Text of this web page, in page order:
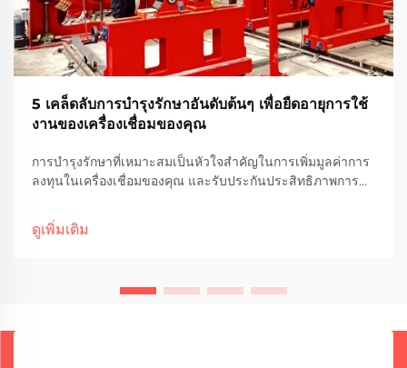
5 เคล็ดลับการบำรุงรักษาอันดับต้นๆ เพื่อยืดอายุการใช้
งานของเครื่องเชื่อมของคุณ
การบำรุงรักษาที่เหมาะสมเป็นหัวใจสำคัญในการเพิ่มมูลค่าการ
ลงทุนในเครื่องเชื่อมของคุณ และรับประกันประสิทธิภาพการ
เครื่อง งานเชื่อมในภาคอุตสาหกรรมพึ่งพาความน่าเชื่อถือของ
อุปกรณ์อย่างมาก ซึ่ง...
ดูเพิ่มเติม